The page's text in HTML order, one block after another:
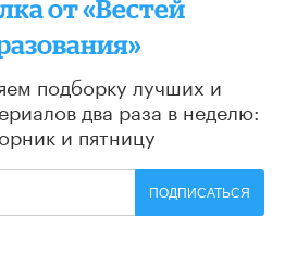
от «Вестей
подборку лучших и
два раза в неделю:
и пятницу
ПОДПИСАТЬСЯ